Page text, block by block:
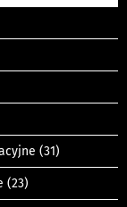
(31)
(23)